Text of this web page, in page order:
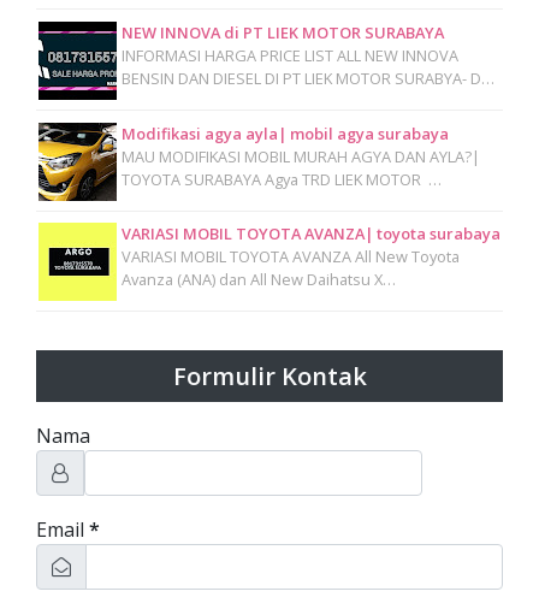
NEW INNOVA di PT LIEK MOTOR SURABAYA
INFORMASI HARGA PRICE LIST ALL NEW INNOVA
BENSIN DAN DIESEL DI PT LIEK MOTOR SURABYA- D…
Modifikasi agya ayla| mobil agya surabaya
MAU MODIFIKASI MOBIL MURAH AGYA DAN AYLA?|
TOYOTA SURABAYA Agya TRD LIEK MOTOR …
VARIASI MOBIL TOYOTA AVANZA| toyota surabaya
VARIASI MOBIL TOYOTA AVANZA All New Toyota
Avanza (ANA) dan All New Daihatsu X…
Formulir Kontak
Nama
Email *